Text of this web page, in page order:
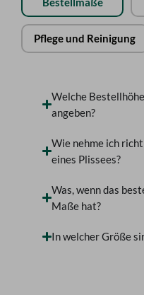
Bestellmaße
Pflege und Reinigung
Welche
angeben?
Wie nehme ich
eines Plissees?
Was, wenn das
Maße hat?
In welcher Größe